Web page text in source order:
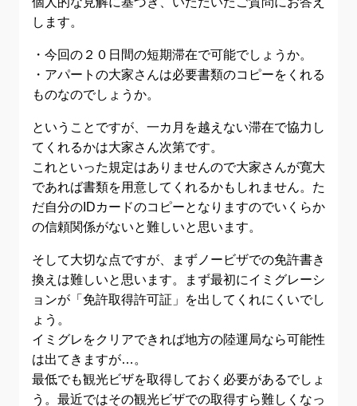
します。
・今回の２０日間の短期滞在で可能でしょうか。
・アパートの大家さんは必要書類のコピーをくれる
ものなのでしょうか。
ということですが、一カ月を越えない滞在で協力し
てくれるかは大家さん次第です。
これといった規定はありませんので大家さんが寛大
であれば書類を用意してくれるかもしれません。た
だ自分のIDカードのコピーとなりますのでいくらか
の信頼関係がないと難しいと思います。
そして大切な点ですが、まずノービザでの免許書き
換えは難しいと思います。まず最初にイミグレーシ
ョンが「免許取得許可証」を出してくれにくいでし
ょう。
イミグレをクリアできれば地方の陸運局なら可能性
は出てきますが…。
最低でも観光ビザを取得しておく必要があるでしょ
う。最近ではその観光ビザでの取得すら難しくなっ